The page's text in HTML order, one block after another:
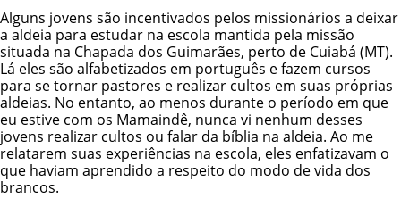
Alguns jovens são incentivados pelos missionários a deixar
a aldeia para estudar na escola mantida pela missão
situada na Chapada dos Guimarães, perto de Cuiabá (MT).
Lá eles são alfabetizados em português e fazem cursos
para se tornar pastores e realizar cultos em suas próprias
aldeias. No entanto, ao menos durante o período em que
eu estive com os Mamaindê, nunca vi nenhum desses
jovens realizar cultos ou falar da bíblia na aldeia. Ao me
relatarem suas experiências na escola, eles enfatizavam o
que haviam aprendido a respeito do modo de vida dos
brancos.